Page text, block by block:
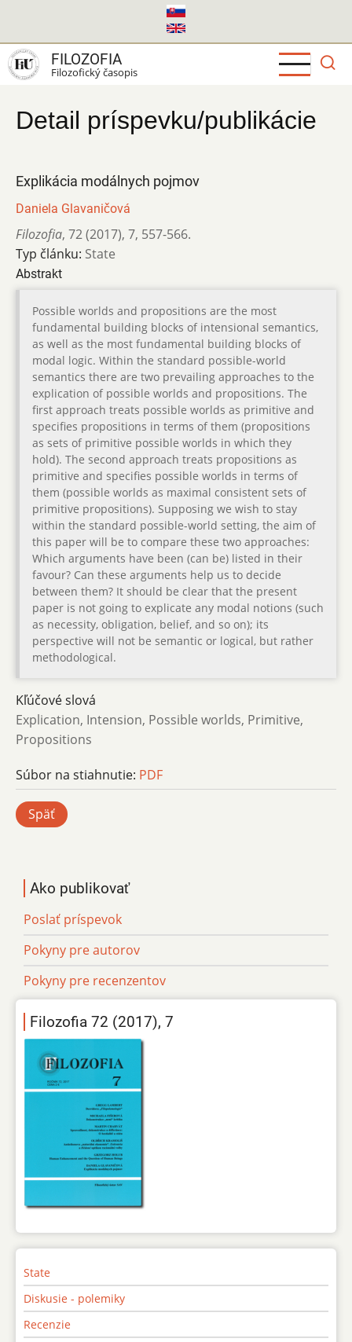
hlavný
obsah
FILOZOFIA
Filozofický časopis
Detail príspevku/publikácie
Explikácia modálnych pojmov
Daniela Glavaničová
Filozofia, 72 (2017), 7, 557-566.
Typ článku: State
Abstrakt
Possible worlds and propositions are the most
fundamental building blocks of intensional semantics,
as well as the most fundamental building blocks of
modal logic. Within the standard possible-world
semantics there are two prevailing approaches to the
explication of possible worlds and propositions. The
first approach treats possible worlds as primitive and
specifies propositions in terms of them (propositions
as sets of primitive possible worlds in which they
hold). The second approach treats propositions as
primitive and specifies possible worlds in terms of
them (possible worlds as maximal consistent sets of
primitive propositions). Supposing we wish to stay
within the standard possible-world setting, the aim of
this paper will be to compare these two approaches:
Which arguments have been (can be) listed in their
favour? Can these arguments help us to decide
between them? It should be clear that the present
paper is not going to explicate any modal notions (such
as necessity, obligation, belief, and so on); its
perspective will not be semantic or logical, but rather
methodological.
Kľúčové slová
Explication, Intension, Possible worlds, Primitive,
Propositions
Súbor na stiahnutie: PDF
Späť
Ako publikovať
Poslať príspevok
Pokyny pre autorov
Pokyny pre recenzentov
Filozofia 72 (2017), 7
State
Diskusie - polemiky
Recenzie